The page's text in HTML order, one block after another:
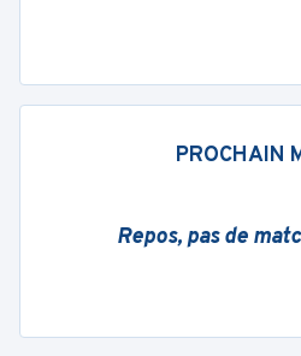
PROCHAIN
Repos, pas de